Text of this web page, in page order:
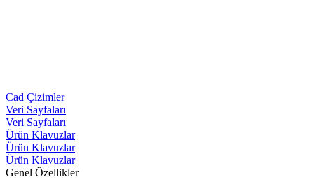
Cad Çizimler
Veri Sayfaları
Veri Sayfaları
Ürün Klavuzlar
Ürün Klavuzlar
Ürün Klavuzlar
Genel Özellikler